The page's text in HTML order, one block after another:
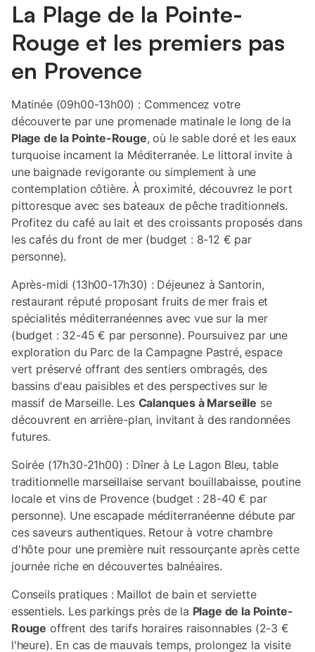
La Plage de la Pointe-
Rouge et les premiers pas
en Provence
Matinée (09h00-13h00) : Commencez votre
découverte par une promenade matinale le long de la
Plage de la Pointe-Rouge, où le sable doré et les eaux
turquoise incarnent la Méditerranée. Le littoral invite à
une baignade revigorante ou simplement à une
contemplation côtière. À proximité, découvrez le port
pittoresque avec ses bateaux de pêche traditionnels.
Profitez du café au lait et des croissants proposés dans
les cafés du front de mer (budget : 8-12 € par
personne).
Après-midi (13h00-17h30) : Déjeunez à Santorin,
restaurant réputé proposant fruits de mer frais et
spécialités méditerranéennes avec vue sur la mer
(budget : 32-45 € par personne). Poursuivez par une
exploration du Parc de la Campagne Pastré, espace
vert préservé offrant des sentiers ombragés, des
bassins d'eau paisibles et des perspectives sur le
massif de Marseille. Les Calanques à Marseille se
découvrent en arrière-plan, invitant à des randonnées
futures.
Soirée (17h30-21h00) : Dîner à Le Lagon Bleu, table
traditionnelle marseillaise servant bouillabaisse, poutine
locale et vins de Provence (budget : 28-40 € par
personne). Une escapade méditerranéenne débute par
ces saveurs authentiques. Retour à votre chambre
d'hôte pour une première nuit ressourçante après cette
journée riche en découvertes balnéaires.
Conseils pratiques : Maillot de bain et serviette
essentiels. Les parkings près de la Plage de la Pointe-
Rouge offrent des tarifs horaires raisonnables (2-3 €
l'heure). En cas de mauvais temps, prolongez la visite